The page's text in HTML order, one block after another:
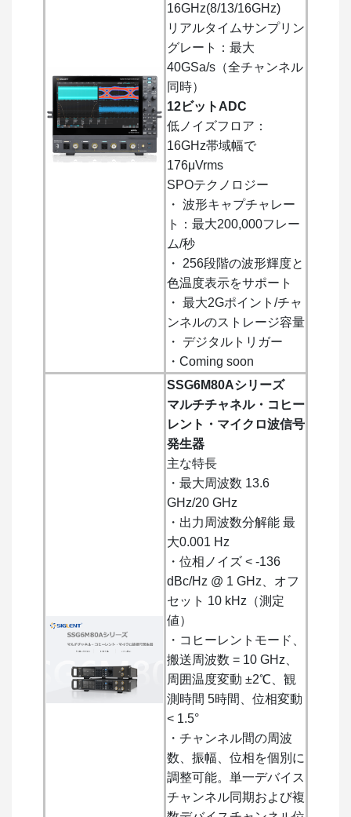
16GHz(8/13/16GHz)
リアルタイムサンプリン
グレート：最大
40GSa/s（全チャンネル
同時）
12ビットADC
低ノイズフロア：
16GHz帯域幅で
176μVrms
SPOテクノロジー
・ 波形キャプチャレー
ト：最大200,000フレー
ム/秒
・ 256段階の波形輝度と
色温度表示をサポート
・ 最大2Gポイント/チャ
ンネルのストレージ容量
・ デジタルトリガー
・Coming soon
SSG6M80Aシリーズ
マルチチャネル・コヒー
レント・マイクロ波信号
発生器
主な特長
・最大周波数 13.6
GHz/20 GHz
・出力周波数分解能 最
大0.001 Hz
・位相ノイズ < -136
dBc/Hz @ 1 GHz、オフ
セット 10 kHz（測定
値）
・コヒーレントモード、
搬送周波数 = 10 GHz、
周囲温度変動 ±2℃、観
測時間 5時間、位相変動
< 1.5°
・チャンネル間の周波
数、振幅、位相を個別に
調整可能。単一デバイス
チャンネル同期および複